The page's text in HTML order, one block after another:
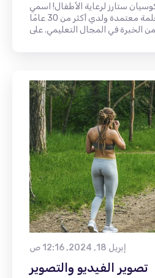
ستارز لرعاية الأطفال! اسمي
أناهيت ماركوسيان، أنا معلمة معتمدة ولدي أكثر من 30 عامًا
إبريل 18, 2024, 12:16 ص
تصوير الفيديو والتصوير